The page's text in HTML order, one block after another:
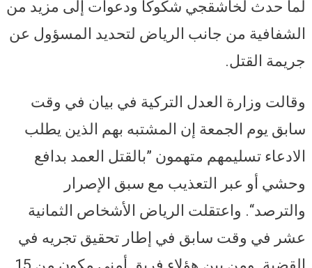
لما حدث لخاشقجي شكوكا ودعوات إلى مزيد من
الشفافية من جانب الرياض لتحديد المسؤول عن
جريمة القتل.
وقالت وزارة العدل التركية في بيان في وقت
سابق يوم الجمعة إن المشتبه بهم الذين يطلب
الادعاء تسليمهم متهمون ”بالقتل العمد بدافع
وحشي أو عبر التعذيب مع سبق الإصرار
والترصد“. واعتقلت الرياض الأشخاص الثمانية
عشر في وقت سابق في إطار تحقيق تجريه في